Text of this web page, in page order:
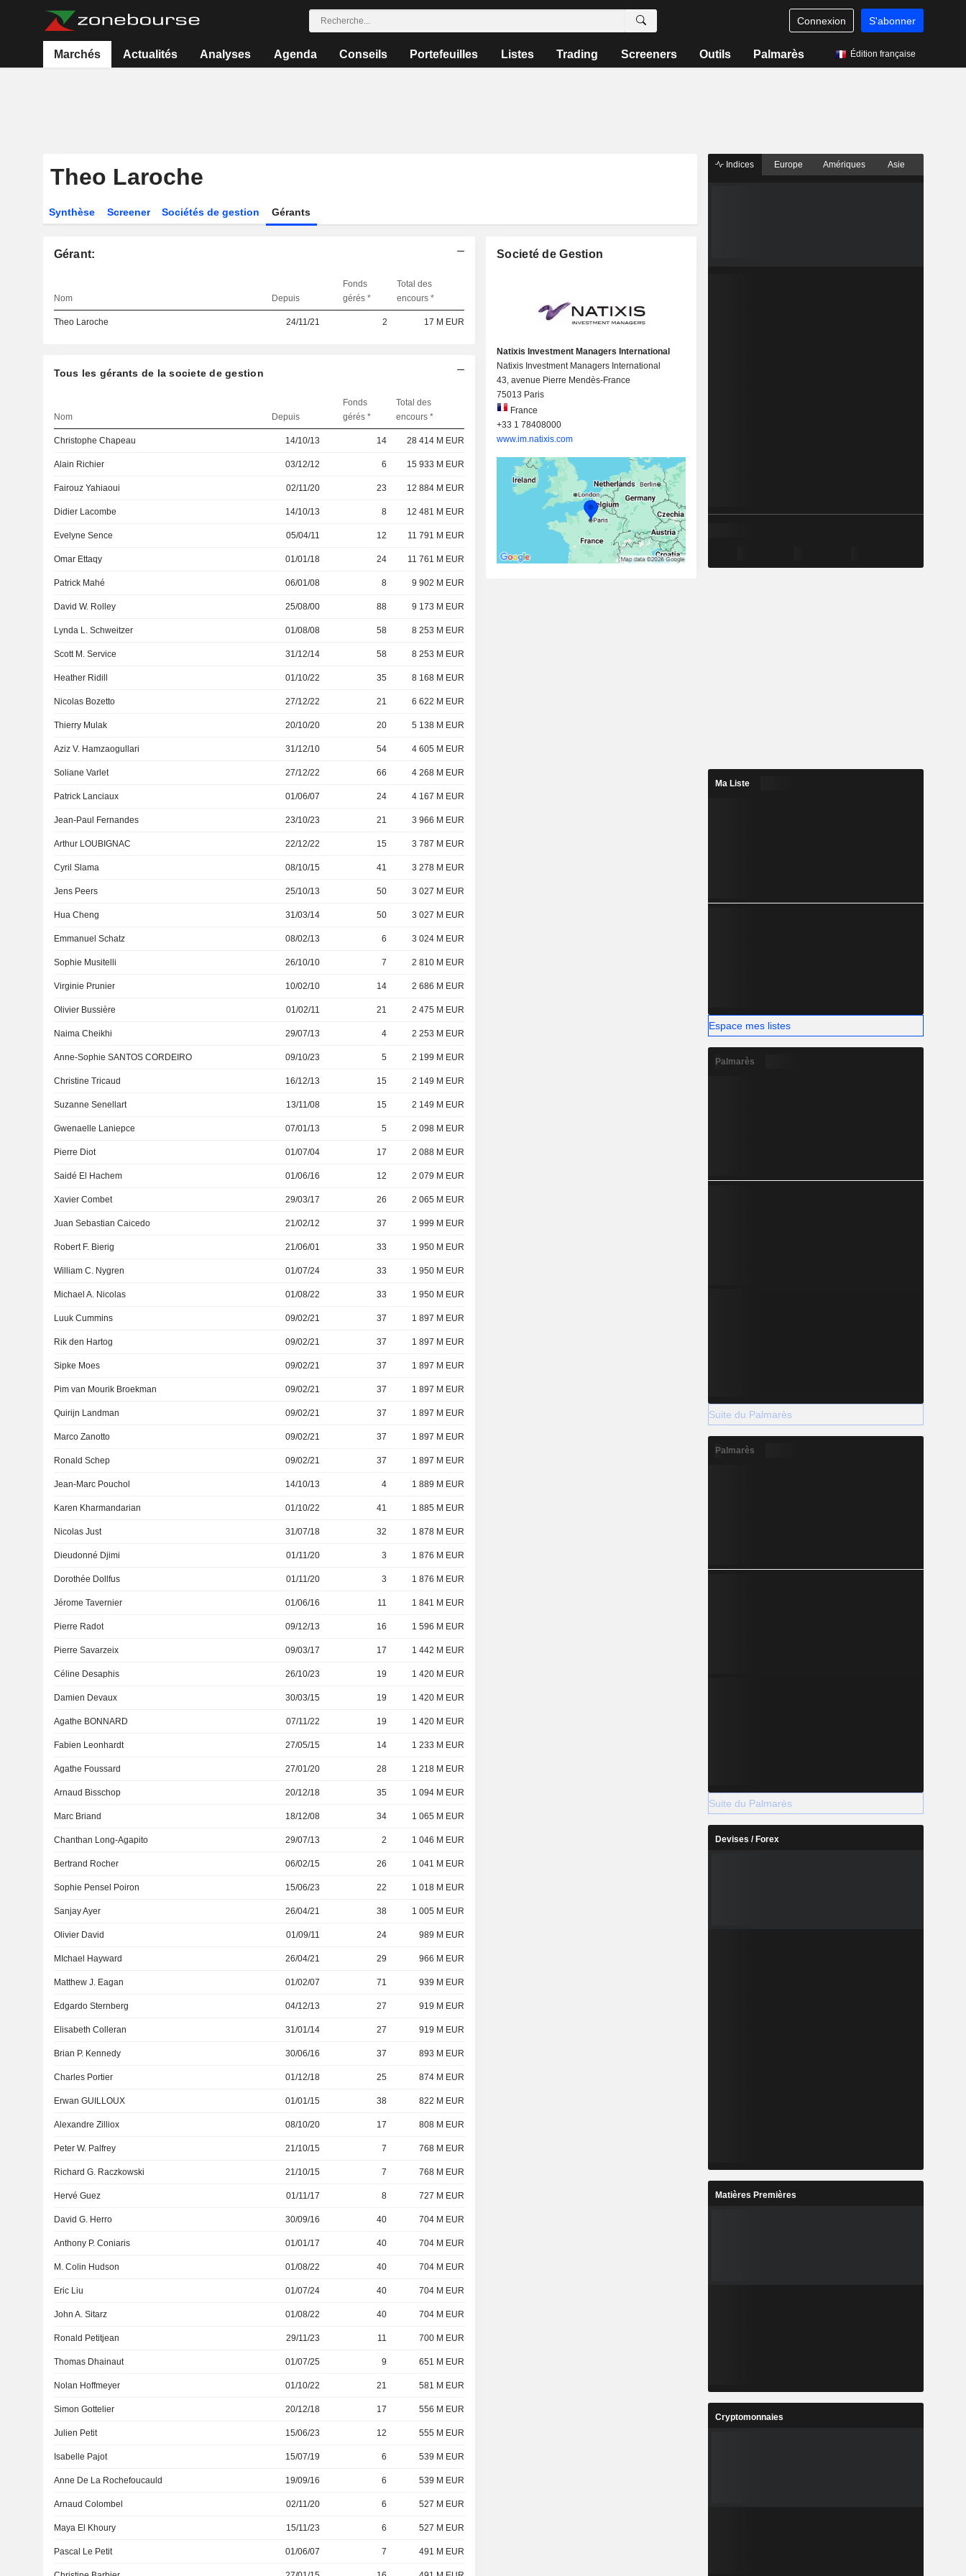
Connexion S'abonner
Marchés Actualités Analyses Agenda Conseils Portefeuilles Listes Trading Screeners Outils Palmarès Édition française
Theo Laroche
Synthèse Screener Sociétés de gestion Gérants
Gérant:
Nom Depuis
Fonds
gérés *
Total des
encours *
Theo Laroche 24/11/21 2 17 M EUR
Tous les gérants de la societe de gestion
Nom Depuis
Fonds
gérés *
Total des
encours *
Christophe Chapeau 14/10/13 14 28 414 M EUR
Alain Richier 03/12/12 6 15 933 M EUR
Fairouz Yahiaoui 02/11/20 23 12 884 M EUR
Didier Lacombe 14/10/13 8 12 481 M EUR
Evelyne Sence 05/04/11 12 11 791 M EUR
Omar Ettaqy 01/01/18 24 11 761 M EUR
Patrick Mahé 06/01/08 8 9 902 M EUR
David W. Rolley 25/08/00 88 9 173 M EUR
Lynda L. Schweitzer 01/08/08 58 8 253 M EUR
Scott M. Service 31/12/14 58 8 253 M EUR
Heather Ridill 01/10/22 35 8 168 M EUR
Nicolas Bozetto 27/12/22 21 6 622 M EUR
Thierry Mulak 20/10/20 20 5 138 M EUR
Aziz V. Hamzaogullari 31/12/10 54 4 605 M EUR
Soliane Varlet 27/12/22 66 4 268 M EUR
Patrick Lanciaux 01/06/07 24 4 167 M EUR
Jean-Paul Fernandes 23/10/23 21 3 966 M EUR
Arthur LOUBIGNAC 22/12/22 15 3 787 M EUR
Cyril Slama 08/10/15 41 3 278 M EUR
Jens Peers 25/10/13 50 3 027 M EUR
Hua Cheng 31/03/14 50 3 027 M EUR
Emmanuel Schatz 08/02/13 6 3 024 M EUR
Sophie Musitelli 26/10/10 7 2 810 M EUR
Virginie Prunier 10/02/10 14 2 686 M EUR
Olivier Bussière 01/02/11 21 2 475 M EUR
Naima Cheikhi 29/07/13 4 2 253 M EUR
Anne-Sophie SANTOS CORDEIRO 09/10/23 5 2 199 M EUR
Christine Tricaud 16/12/13 15 2 149 M EUR
Suzanne Senellart 13/11/08 15 2 149 M EUR
Gwenaelle Laniepce 07/01/13 5 2 098 M EUR
Pierre Diot 01/07/04 17 2 088 M EUR
Saidé El Hachem 01/06/16 12 2 079 M EUR
Xavier Combet 29/03/17 26 2 065 M EUR
Juan Sebastian Caicedo 21/02/12 37 1 999 M EUR
Robert F. Bierig 21/06/01 33 1 950 M EUR
William C. Nygren 01/07/24 33 1 950 M EUR
Michael A. Nicolas 01/08/22 33 1 950 M EUR
Luuk Cummins 09/02/21 37 1 897 M EUR
Rik den Hartog 09/02/21 37 1 897 M EUR
Sipke Moes 09/02/21 37 1 897 M EUR
Pim van Mourik Broekman 09/02/21 37 1 897 M EUR
Quirijn Landman 09/02/21 37 1 897 M EUR
Marco Zanotto 09/02/21 37 1 897 M EUR
Ronald Schep 09/02/21 37 1 897 M EUR
Jean-Marc Pouchol 14/10/13 4 1 889 M EUR
Karen Kharmandarian 01/10/22 41 1 885 M EUR
Nicolas Just 31/07/18 32 1 878 M EUR
Dieudonné Djimi 01/11/20 3 1 876 M EUR
Dorothée Dollfus 01/11/20 3 1 876 M EUR
Jérome Tavernier 01/06/16 11 1 841 M EUR
Pierre Radot 09/12/13 16 1 596 M EUR
Pierre Savarzeix 09/03/17 17 1 442 M EUR
Céline Desaphis 26/10/23 19 1 420 M EUR
Damien Devaux 30/03/15 19 1 420 M EUR
Agathe BONNARD 07/11/22 19 1 420 M EUR
Fabien Leonhardt 27/05/15 14 1 233 M EUR
Agathe Foussard 27/01/20 28 1 218 M EUR
Arnaud Bisschop 20/12/18 35 1 094 M EUR
Marc Briand 18/12/08 34 1 065 M EUR
Chanthan Long-Agapito 29/07/13 2 1 046 M EUR
Bertrand Rocher 06/02/15 26 1 041 M EUR
Sophie Pensel Poiron 15/06/23 22 1 018 M EUR
Sanjay Ayer 26/04/21 38 1 005 M EUR
Olivier David 01/09/11 24 989 M EUR
MIchael Hayward 26/04/21 29 966 M EUR
Matthew J. Eagan 01/02/07 71 939 M EUR
Edgardo Sternberg 04/12/13 27 919 M EUR
Elisabeth Colleran 31/01/14 27 919 M EUR
Brian P. Kennedy 30/06/16 37 893 M EUR
Charles Portier 01/12/18 25 874 M EUR
Erwan GUILLOUX 01/01/15 38 822 M EUR
Alexandre Zilliox 08/10/20 17 808 M EUR
Peter W. Palfrey 21/10/15 7 768 M EUR
Richard G. Raczkowski 21/10/15 7 768 M EUR
Hervé Guez 01/11/17 8 727 M EUR
David G. Herro 30/09/16 40 704 M EUR
Anthony P. Coniaris 01/01/17 40 704 M EUR
M. Colin Hudson 01/08/22 40 704 M EUR
Eric Liu 01/07/24 40 704 M EUR
John A. Sitarz 01/08/22 40 704 M EUR
Ronald Petitjean 29/11/23 11 700 M EUR
Thomas Dhainaut 01/07/25 9 651 M EUR
Nolan Hoffmeyer 01/10/22 21 581 M EUR
Simon Gottelier 20/12/18 17 556 M EUR
Julien Petit 15/06/23 12 555 M EUR
Isabelle Pajot 15/07/19 6 539 M EUR
Anne De La Rochefoucauld 19/09/16 6 539 M EUR
Arnaud Colombel 02/11/20 6 527 M EUR
Maya El Khoury 15/11/23 6 527 M EUR
Pascal Le Petit 01/06/07 7 491 M EUR
Societé de Gestion
Natixis Investment Managers International
Natixis Investment Managers International
43, avenue Pierre Mendès-France
75013 Paris
France
+33 1 78408000
www.im.natixis.com
Indices Europe Amériques Asie
Ma Liste
Espace mes listes
Palmarès
Suite du Palmarès
Palmarès
Suite du Palmarès
Devises / Forex
Matières Premières
Cryptomonnaies